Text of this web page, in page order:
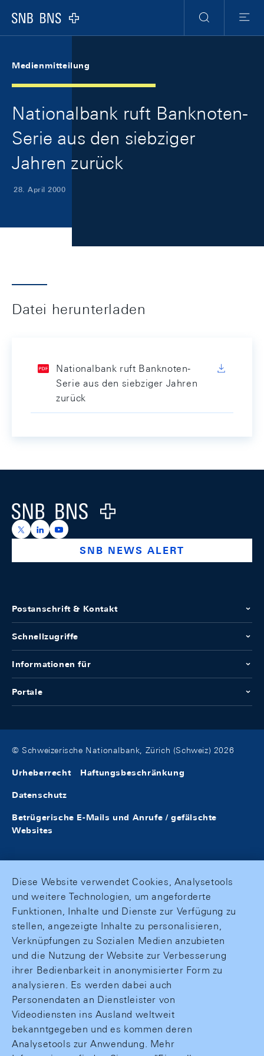
Logo
Suche
Menu
Medienmitteilung
Nationalbank ruft Banknoten-
Serie aus den siebziger
Jahren zurück
28. April 2000
Datei herunterladen
Nationalbank ruft Banknoten-
Serie aus den siebziger Jahren
zurück
Logo
https://x.com/snb_bns
https://ch.linkedin.com/company/swiss-national-
https://www.youtube.com/@swissnationalbank
SNB NEWS ALERT
Postanschrift & Kontakt
Schnellzugriffe
Informationen für
Portale
© Schweizerische Nationalbank, Zürich (Schweiz) 2026
Urheberrecht Haftungsbeschränkung
Datenschutz
Betrügerische E-Mails und Anrufe / gefälschte
Websites
Diese Website verwendet Cookies, Analysetools
und weitere Technologien, um angeforderte
Funktionen, Inhalte und Dienste zur Verfügung zu
stellen, angezeigte Inhalte zu personalisieren,
Verknüpfungen zu Sozialen Medien anzubieten
und die Nutzung der Website zur Verbesserung
ihrer Bedienbarkeit in anonymisierter Form zu
analysieren. Es werden dabei auch
Personendaten an Dienstleister von
Videodiensten ins Ausland weltweit
bekanntgegeben und es kommen deren
Analysetools zur Anwendung. Mehr